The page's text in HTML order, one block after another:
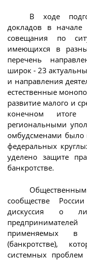
В ходе
докладов в
совещания по
имеющихся в
перечень
широк - 23
и направления
естественные
развитие малого и
конечном итоге
региональными
омбудсменами было
федеральных
уделено защите
банкротстве.
сообществе
дискуссия о
применяемых в
(банкротстве),
системных